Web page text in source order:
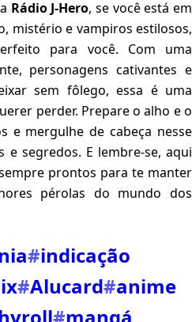
Rádio J-Hero, se você está em
mistério e vampiros estilosos,
para você. Com uma
personagens cativantes e
sem fôlego, essa é uma
perder. Prepare o alho e o
e mergulhe de cabeça nesse
e segredos. E lembre-se, aqui
prontos para te manter
pérolas do mundo dos
#indicação
#Alucard#anime
#mangá